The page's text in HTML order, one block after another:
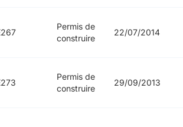
Permis de
construire
22/07/2014
Permis de
construire
29/09/2013